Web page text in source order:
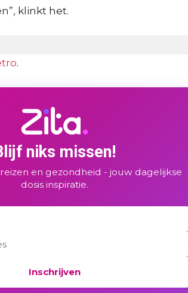
klinkt het.
.
niks missen!
en gezondheid - jouw dagelijkse
dosis inspiratie.
Inschrijven